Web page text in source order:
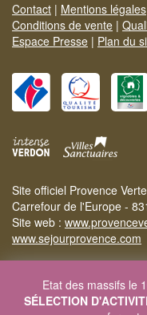
Contact | Mentions légales
Conditions de vente |
Espace Presse | Plan du
Site officiel Provence
Carrefour de l'Europe -
Site web :
www.sejourprovence.com
Etat des massifs le
SÉLECTION